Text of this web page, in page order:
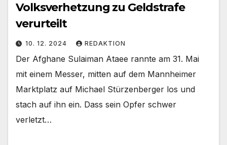
Volksverhetzung zu Geldstrafe
verurteilt
10. 12. 2024 REDAKTION
Der Afghane Sulaiman Ataee rannte am 31. Mai
mit einem Messer, mitten auf dem Mannheimer
Marktplatz auf Michael Stürzenberger los und
stach auf ihn ein. Dass sein Opfer schwer
verletzt…